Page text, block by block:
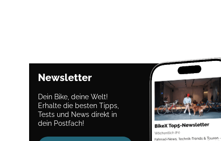
Newsletter
Dein Bike, deine Welt!
Erhalte die besten Tipps,
Tests und News direkt in
dein Postfach!